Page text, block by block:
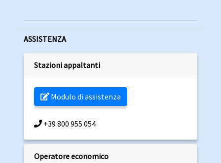
ASSISTENZA
Stazioni appaltanti
Modulo di assistenza
+39 800 955 054
Operatore economico